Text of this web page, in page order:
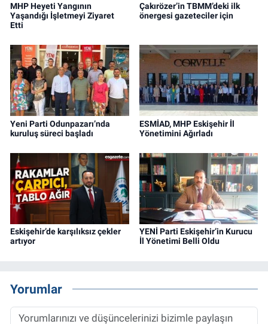
MHP Heyeti Yangının
Yaşandığı İşletmeyi Ziyaret
Etti
Çakırözer’in TBMM’deki ilk
önergesi gazeteciler için
Yeni Parti Odunpazarı’nda
kuruluş süreci başladı
ESMİAD, MHP Eskişehir İl
Yönetimini Ağırladı
Eskişehir’de karşılıksız çekler
artıyor
YENİ Parti Eskişehir’in Kurucu
İl Yönetimi Belli Oldu
Yorumlar